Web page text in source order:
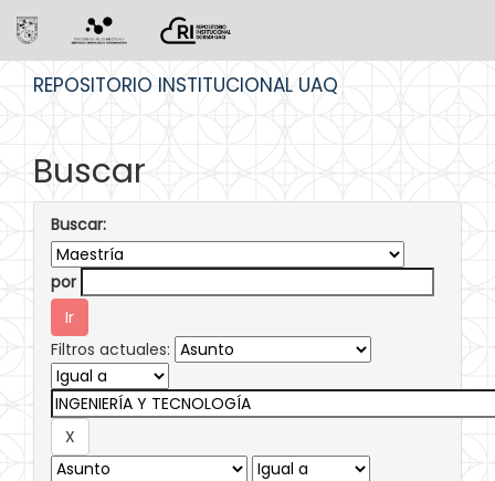
REPOSITORIO INSTITUCIONAL UAQ
Buscar
Buscar:
por
Filtros actuales: